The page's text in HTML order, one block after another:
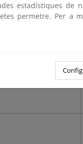
energéticos
estadístiques de
permetre. Per a